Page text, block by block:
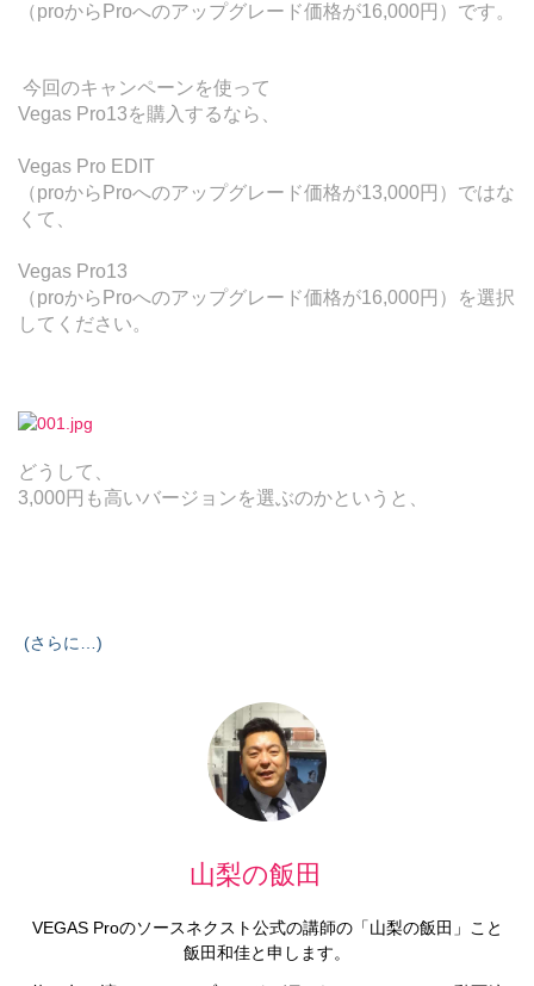
（proからProへのアップグレード価格が16,000円）です。
今回のキャンペーンを使って
Vegas Pro13を購入するなら、
Vegas Pro EDIT
（proからProへのアップグレード価格が13,000円）ではな
くて、
Vegas Pro13
（proからProへのアップグレード価格が16,000円）を選択
してください。
どうして、
3,000円も高いバージョンを選ぶのかというと、
(さらに…)
山梨の飯田
VEGAS Proのソースネクスト公式の講師の「山梨の飯田」こと
飯田和佳と申します。